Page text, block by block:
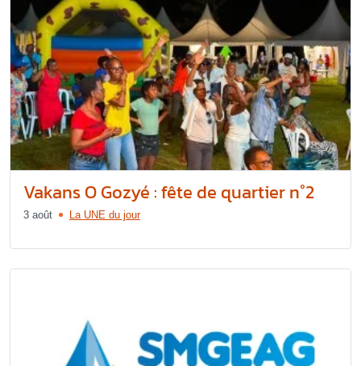
Vakans O Gozyé : fête de quartier n°2
3 août La UNE du jour